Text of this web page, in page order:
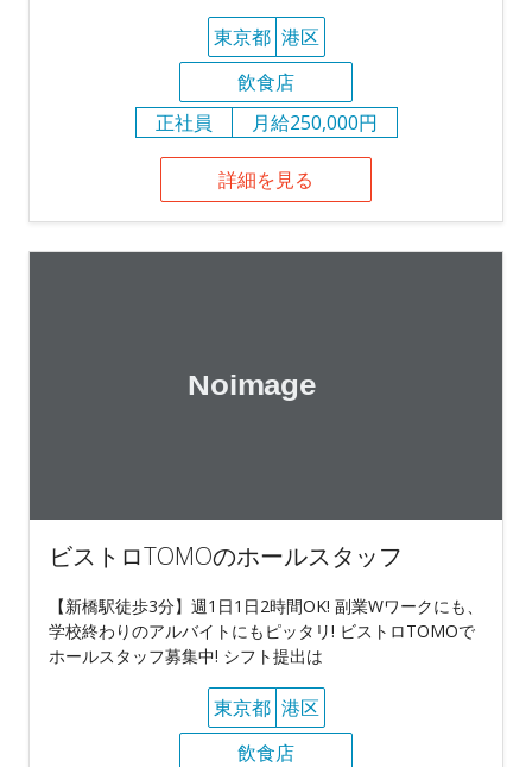
東京都 港区
飲食店
正社員
月給250,000円
詳細を見る
ビストロTOMOのホールスタッフ
【新橋駅徒歩3分】週1日1日2時間OK! 副業Wワークにも、
学校終わりのアルバイトにもピッタリ! ビストロTOMOで
ホールスタッフ募集中! シフト提出は
東京都 港区
飲食店